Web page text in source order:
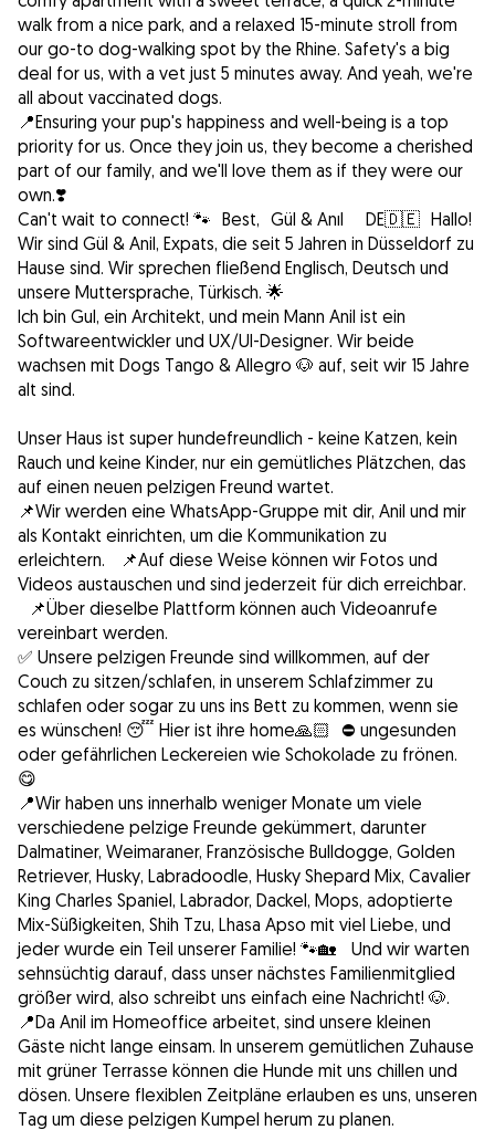
walk from a nice park, and a relaxed 15-minute stroll from
our go-to dog-walking spot by the Rhine. Safety's a big
deal for us, with a vet just 5 minutes away. And yeah, we're
all about vaccinated dogs.
📍Ensuring your pup's happiness and well-being is a top
priority for us. Once they join us, they become a cherished
part of our family, and we'll love them as if they were our
own.❣️
Can't wait to connect! 🐾 Best, Gül & Anıl DE🇩🇪 Hallo!
Wir sind Gül & Anil, Expats, die seit 5 Jahren in Düsseldorf zu
Hause sind. Wir sprechen fließend Englisch, Deutsch und
unsere Muttersprache, Türkisch. 🌟
Ich bin Gul, ein Architekt, und mein Mann Anil ist ein
Softwareentwickler und UX/UI-Designer. Wir beide
wachsen mit Dogs Tango & Allegro 🐶 auf, seit wir 15 Jahre
alt sind.
Unser Haus ist super hundefreundlich - keine Katzen, kein
Rauch und keine Kinder, nur ein gemütliches Plätzchen, das
auf einen neuen pelzigen Freund wartet.
📌Wir werden eine WhatsApp-Gruppe mit dir, Anil und mir
als Kontakt einrichten, um die Kommunikation zu
erleichtern. 📌Auf diese Weise können wir Fotos und
Videos austauschen und sind jederzeit für dich erreichbar.
📌Über dieselbe Plattform können auch Videoanrufe
vereinbart werden.
✅ Unsere pelzigen Freunde sind willkommen, auf der
Couch zu sitzen/schlafen, in unserem Schlafzimmer zu
schlafen oder sogar zu uns ins Bett zu kommen, wenn sie
es wünschen! 😴 Hier ist ihre home🙏🏻 ⛔️ ungesunden
oder gefährlichen Leckereien wie Schokolade zu frönen.
😋
📍Wir haben uns innerhalb weniger Monate um viele
verschiedene pelzige Freunde gekümmert, darunter
Dalmatiner, Weimaraner, Französische Bulldogge, Golden
Retriever, Husky, Labradoodle, Husky Shepard Mix, Cavalier
King Charles Spaniel, Labrador, Dackel, Mops, adoptierte
Mix-Süßigkeiten, Shih Tzu, Lhasa Apso mit viel Liebe, und
jeder wurde ein Teil unserer Familie! 🐾🏡 Und wir warten
sehnsüchtig darauf, dass unser nächstes Familienmitglied
größer wird, also schreibt uns einfach eine Nachricht! 🐶.
📍Da Anil im Homeoffice arbeitet, sind unsere kleinen
Gäste nicht lange einsam. In unserem gemütlichen Zuhause
mit grüner Terrasse können die Hunde mit uns chillen und
dösen. Unsere flexiblen Zeitpläne erlauben es uns, unseren
Tag um diese pelzigen Kumpel herum zu planen.